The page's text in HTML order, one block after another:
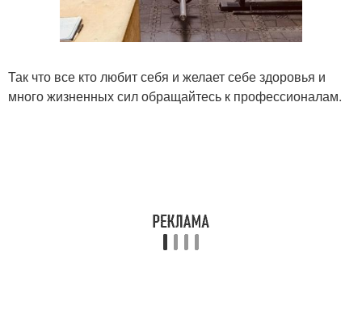
Так что все кто любит себя и желает себе здоровья и
много жизненных сил обращайтесь к профессионалам.